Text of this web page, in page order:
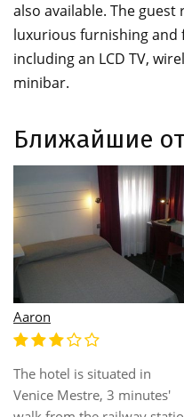
also available. The
luxurious furnishing and
including an LCD TV,
minibar.
Ближайшие
Adlon
30 kms to the airport (marco
polo international airport).